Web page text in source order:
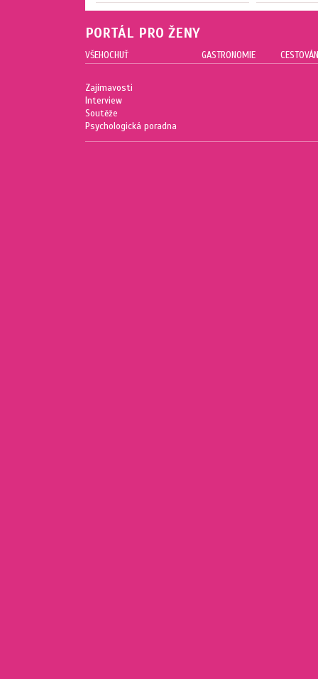
PORTÁL PRO ŽENY
VŠEHOCHUŤ
Zajímavosti
Interview
Soutěže
Psychologická poradna
GASTRONOMIE